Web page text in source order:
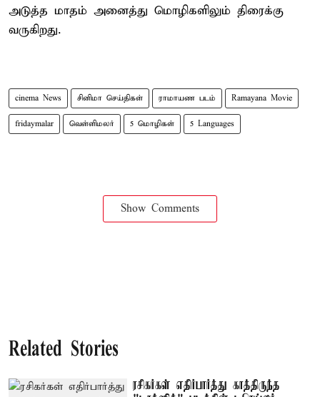
அடுத்த மாதம் அனைத்து மொழிகளிலும் திரைக்கு
வருகிறது.
cinema News சினிமா செய்திகள் ராமாயண படம் Ramayana Movie
fridaymalar வெள்ளிமலர் 5 மொழிகள் 5 Languages
Show Comments
Related Stories
ரசிகர்கள் எதிர்பார்த்து காத்திருந்த